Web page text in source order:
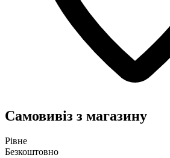
Самовивіз з магазину
Рівне
Безкоштовно